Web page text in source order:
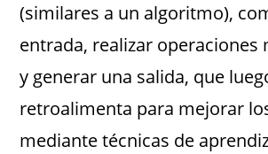
(similares a un algoritmo),
entrada, realizar operaciones
y generar una salida, que
retroalimenta para mejorar
mediante técnicas de